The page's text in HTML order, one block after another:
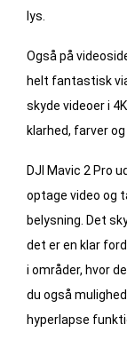
lys.
Også på
helt fantastisk
skyde videoer i
klarhed, farver
DJI Mavic 2 Pro
optage video og
belysning. Det
det er en klar
i områder, hvor
du også
hyperlapse